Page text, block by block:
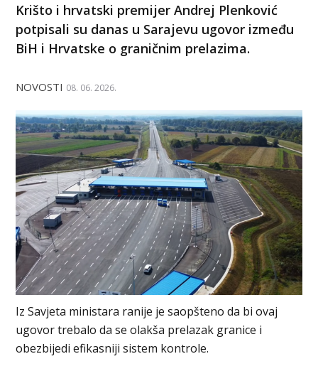
Krišto i hrvatski premijer Andrej Plenković
potpisali su danas u Sarajevu ugovor između
BiH i Hrvatske o graničnim prelazima.
NOVOSTI 08. 06. 2026.
Iz Savjeta ministara ranije je saopšteno da bi ovaj
ugovor trebalo da se olakša prelazak granice i
obezbijedi efikasniji sistem kontrole.